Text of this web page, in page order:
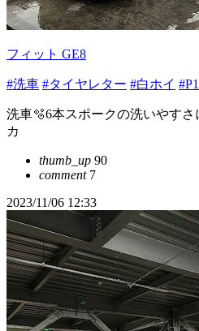
フィット GE8
#洗車 #タイヤレター #白ホイ
洗車🫧6本スポークの洗いやす
カ
thumb_up 90
comment7
2023/11/06 12:33